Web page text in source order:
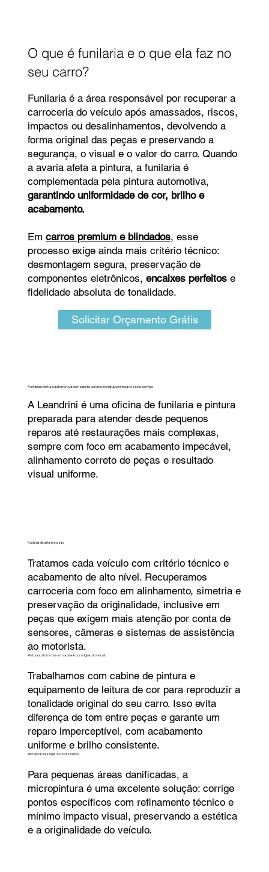
O que é funilaria e o que ela faz no
seu carro?
Funilaria é a área responsável por recuperar a
carroceria do veículo após amassados, riscos,
impactos ou desalinhamentos, devolvendo a
forma original das peças e preservando a
segurança, o visual e o valor do carro. Quando
a avaria afeta a pintura, a funilaria é
complementada pela pintura automotiva,
garantindo uniformidade de cor, brilho e
acabamento.
Em carros premium e blindados, esse
processo exige ainda mais critério técnico:
desmontagem segura, preservação de
componentes eletrônicos, encaixes perfeitose
fidelidade absoluta de tonalidade.
Solicitar Orçamento Grátis
Funilaria e pintura automotiva com padrão concessionária, conheça nossos serviço
A Leandrini é uma oficina de funilaria e pintura
preparada para atender desde pequenos
reparos até restaurações mais complexas,
sempre com foco em acabamento impecável,
alinhamento correto de peças e resultado
visual uniforme.
Funilaria de alta precisão
Tratamos cada veículo com critério técnico e
acabamento de alto nível. Recuperamos
carroceria com foco em alinhamento, simetria e
preservação da originalidade, inclusive em
peças que exigem mais atenção por conta de
sensores, câmeras e sistemas de assistência
ao motorista.
Pintura automotiva em cabine e cor original do veículo
Trabalhamos com cabine de pintura e
equipamento de leitura de cor para reproduzir a
tonalidade original do seu carro. Isso evita
diferença de tom entre peças e garante um
reparo imperceptível, com acabamento
uniforme e brilho consistente.
Micropintura e reparos localizados
Para pequenas áreas danificadas, a
micropintura é uma excelente solução: corrige
pontos específicos com refinamento técnico e
mínimo impacto visual, preservando a estética
e a originalidade do veículo.